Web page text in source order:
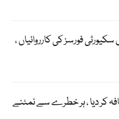
فورسز کی کارروائیاں ،
کر دیا ، ہر خطرے سے نمٹنے